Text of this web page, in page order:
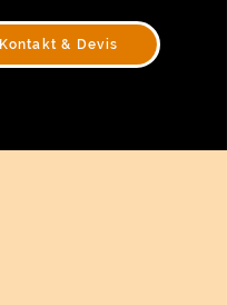
Kontakt & Devis